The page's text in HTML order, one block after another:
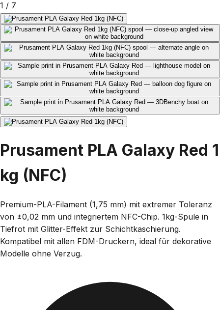
1 / 7
Prusament PLA Galaxy Red 1
kg (NFC)
Premium-PLA-Filament (1,75 mm) mit extremer Toleranz
von ±0,02 mm und integriertem NFC-Chip. 1kg-Spule in
Tiefrot mit Glitter-Effekt zur Schichtkaschierung.
Kompatibel mit allen FDM-Druckern, ideal für dekorative
Modelle ohne Verzug.